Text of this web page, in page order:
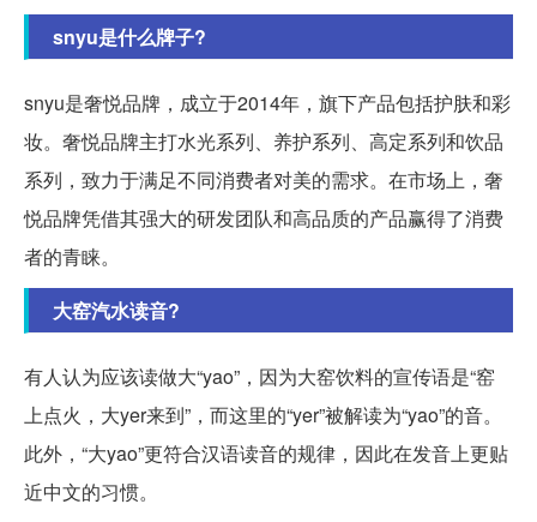
snyu是什么牌子?
snyu是奢悦品牌，成立于2014年，旗下产品包括护肤和彩
妆。奢悦品牌主打水光系列、养护系列、高定系列和饮品
系列，致力于满足不同消费者对美的需求。在市场上，奢
悦品牌凭借其强大的研发团队和高品质的产品赢得了消费
者的青睐。
大窑汽水读音?
有人认为应该读做大“yao”，因为大窑饮料的宣传语是“窑
上点火，大yer来到”，而这里的“yer”被解读为“yao”的音。
此外，“大yao”更符合汉语读音的规律，因此在发音上更贴
近中文的习惯。